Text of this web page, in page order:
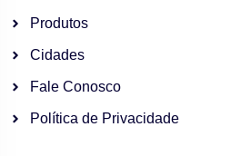
Produtos
Cidades
Fale Conosco
Política de Privacidade